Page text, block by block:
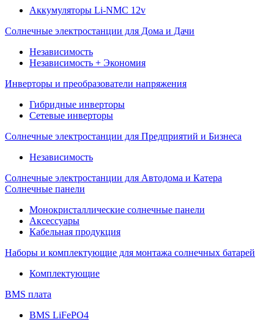
Аккумуляторы Li-NMC 12v
Солнечные электростанции для Дома и Дачи
Независимость
Независимость + Экономия
Инверторы и преобразователи напряжения
Гибридные инверторы
Сетевые инверторы
Солнечные электростанции для Предприятий и Бизнеса
Независимость
Солнечные электростанции для Автодома и Катера
Солнечные панели
Монокристаллические солнечные панели
Аксессуары
Кабельная продукция
Наборы и комплектующие для монтажа солнечных батарей
Комплектующие
BMS плата
BMS LiFePO4